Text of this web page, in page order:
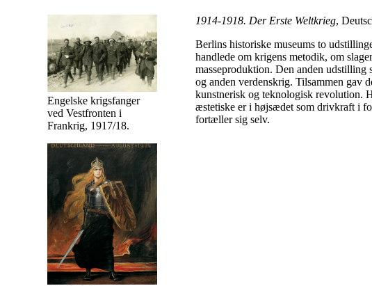
Engelske krigsfanger
ved Vestfronten i
Frankrig, 1917/18.
1914-1918. Der Erste Weltkrieg,
Berlins historiske museums to
handlede om krigens metodik, om
masseproduktion. Den anden
og anden verdenskrig. Tilsammen gav
kunstnerisk og teknologisk revolution.
æstetiske er i højsædet som drivkraft i
fortæller sig selv.